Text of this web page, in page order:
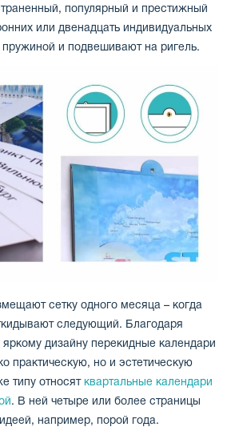
популярный и престижный
или двенадцать индивидуальных
пружиной и подвешивают на ригель.
сетку одного месяца – когда
следующий. Благодаря
дизайну перекидные календари
практическую, но и эстетическую
типу относят квартальные календари
. В ней четыре или более страницы
например, порой года.